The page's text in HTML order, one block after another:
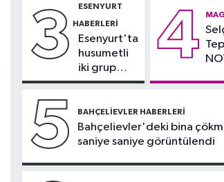
11:22Adadan, adaya
denizin içinden
3 ESENYURT
HABERLERI
Esenyurt'ta
husumetli
iki grup
arasında
kavga
4
5 BAHÇELIEVLER HABERLERI
Bahçelievler'deki bina
saniye saniye görüntülendi